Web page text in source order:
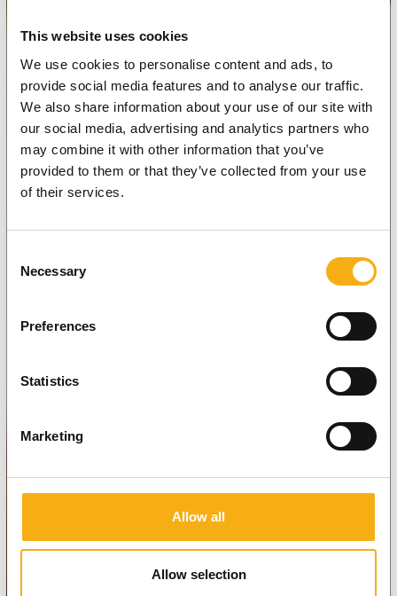
This website uses cookies
We use cookies to personalise content and ads, to
provide social media features and to analyse our traffic.
We also share information about your use of our site with
our social media, advertising and analytics partners who
may combine it with other information that you’ve
provided to them or that they’ve collected from your use
of their services.
Selection
Necessary
Preferences
Statistics
Marketing
Allow all
Allow selection